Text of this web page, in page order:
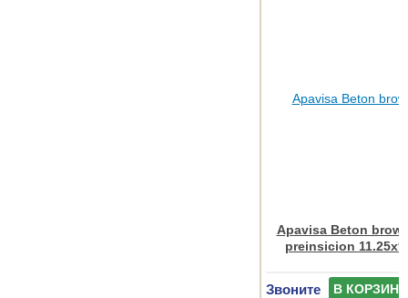
Apavisa Beton
preinsicion
Звоните В КОРЗИНУ